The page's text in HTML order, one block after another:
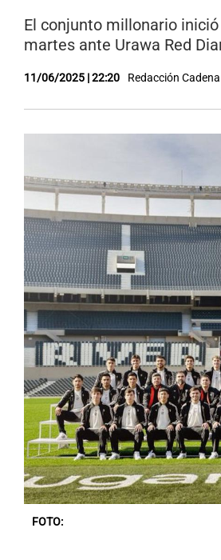
El conjunto millonario
martes ante Urawa Red
11/06/2025 | 22:20 Redacción
FOTO:
Notas
Editorial
Notas
Mundial